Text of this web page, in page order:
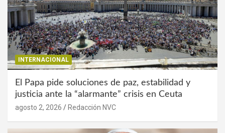
INTERNACIONAL
El Papa pide soluciones de paz, estabilidad y
justicia ante la “alarmante” crisis en Ceuta
agosto 2, 2026 Redacción NVC